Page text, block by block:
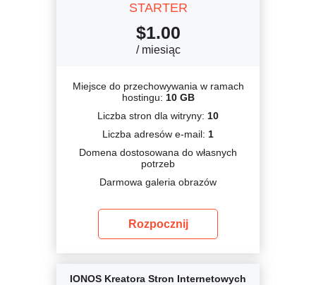
STARTER
$1.00
/ miesiąc
Miejsce do przechowywania w ramach
hostingu: 10 GB
Liczba stron dla witryny: 10
Liczba adresów e-mail: 1
Domena dostosowana do własnych
potrzeb
Darmowa galeria obrazów
Rozpocznij
IONOS Kreatora Stron Internetowych